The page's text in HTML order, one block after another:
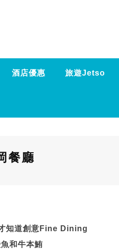
酒店優惠 旅遊Jetso
餐廳
才知道創意Fine Dining
和牛本鮪